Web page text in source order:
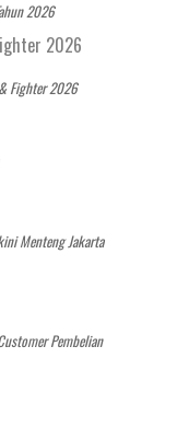
2026
Fighter 2026
Menteng Jakarta
Pembelian